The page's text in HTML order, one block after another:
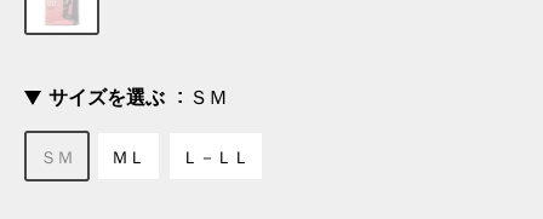
サイズを選ぶ ＳＭ
ＳＭ ＭＬ Ｌ－ＬＬ